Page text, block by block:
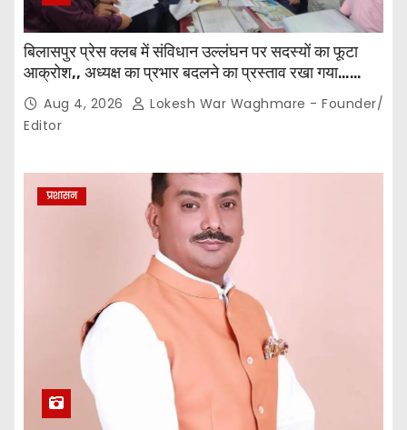
बिलासपुर प्रेस क्लब में संविधान उल्लंघन पर सदस्यों का फूटा
आक्रोश,, अध्यक्ष का प्रभार बदलने का प्रस्ताव रखा गया…
करीब 150 सदस्यों की बैठक में कई अहम प्रस्ताव सर्वसम्मति से
पारित,, पत्रकारों ने कलेक्टर व सहायक पंजीयक को सौंपा
ज्ञापन…
Aug 4, 2026
Lokesh War Waghmare - Founder/
Editor
प्रशासन